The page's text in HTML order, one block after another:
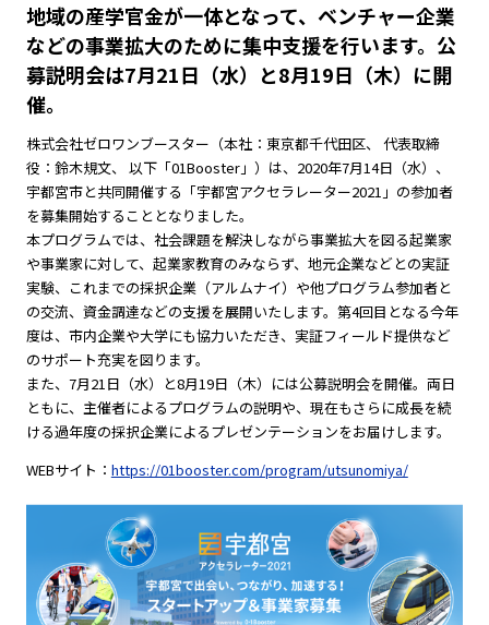
地域の産学官金が一体となって、ベンチャー企業
などの事業拡大のために集中支援を行います。公
募説明会は7月21日（水）と8月19日（木）に開
催。
株式会社ゼロワンブースター（本社：東京都千代田区、 代表取締
役：鈴木規文、 以下「01Booster」）は、2020年7月14日（水）、
宇都宮市と共同開催する「宇都宮アクセラレーター2021」の参加者
を募集開始することとなりました。
本プログラムでは、社会課題を解決しながら事業拡大を図る起業家
や事業家に対して、起業家教育のみならず、地元企業などとの実証
実験、これまでの採択企業（アルムナイ）や他プログラム参加者と
の交流、資金調達などの支援を展開いたします。第4回目となる今年
度は、市内企業や大学にも協力いただき、実証フィールド提供など
のサポート充実を図ります。
また、7月21日（水）と8月19日（木）には公募説明会を開催。両日
ともに、主催者によるプログラムの説明や、現在もさらに成長を続
ける過年度の採択企業によるプレゼンテーションをお届けします。
WEBサイト： https://01booster.com/program/utsunomiya/